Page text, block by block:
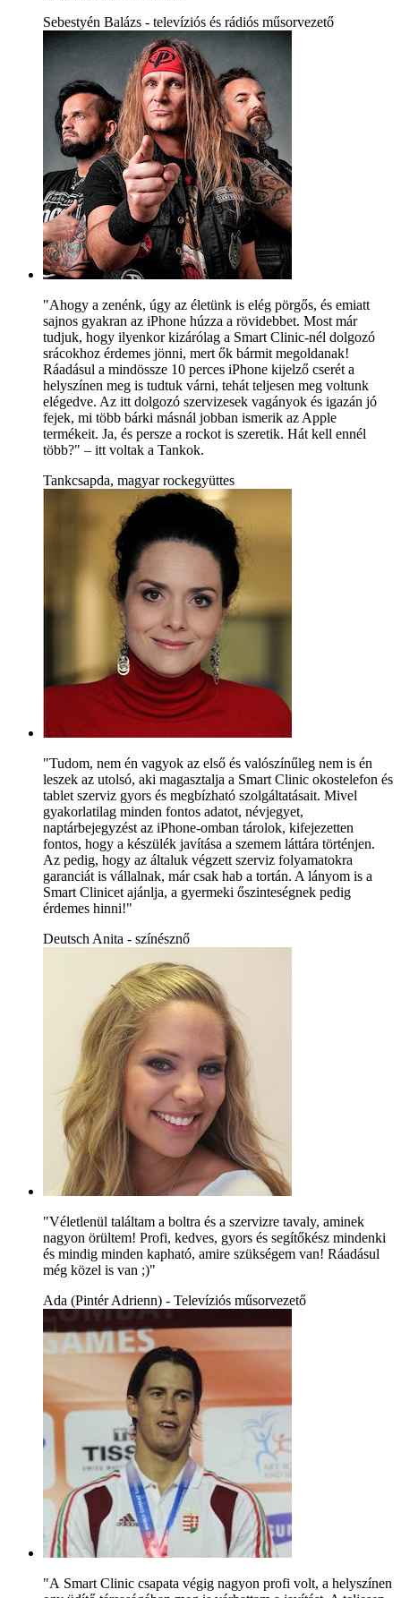
Sebestyén Balázs - televíziós és rádiós műsorvezető
"Ahogy a zenénk, úgy az életünk is elég pörgős, és emiatt
sajnos gyakran az iPhone húzza a rövidebbet. Most már
tudjuk, hogy ilyenkor kizárólag a Smart Clinic-nél dolgozó
srácokhoz érdemes jönni, mert ők bármit megoldanak!
Ráadásul a mindössze 10 perces iPhone kijelző cserét a
helyszínen meg is tudtuk várni, tehát teljesen meg voltunk
elégedve. Az itt dolgozó szervizesek vagányok és igazán jó
fejek, mi több bárki másnál jobban ismerik az Apple
termékeit. Ja, és persze a rockot is szeretik. Hát kell ennél
több?" – itt voltak a Tankok.
Tankcsapda, magyar rockegyüttes
"Tudom, nem én vagyok az első és valószínűleg nem is én
leszek az utolsó, aki magasztalja a Smart Clinic okostelefon és
tablet szerviz gyors és megbízható szolgáltatásait. Mivel
gyakorlatilag minden fontos adatot, névjegyet,
naptárbejegyzést az iPhone-omban tárolok, kifejezetten
fontos, hogy a készülék javítása a szemem láttára történjen.
Az pedig, hogy az általuk végzett szerviz folyamatokra
garanciát is vállalnak, már csak hab a tortán. A lányom is a
Smart Clinicet ajánlja, a gyermeki őszinteségnek pedig
érdemes hinni!"
Deutsch Anita - színésznő
"Véletlenül találtam a boltra és a szervizre tavaly, aminek
nagyon örültem! Profi, kedves, gyors és segítőkész mindenki
és mindig minden kapható, amire szükségem van! Ráadásul
még közel is van ;)"
Ada (Pintér Adrienn) - Televíziós műsorvezető
"A Smart Clinic csapata végig nagyon profi volt, a helyszínen